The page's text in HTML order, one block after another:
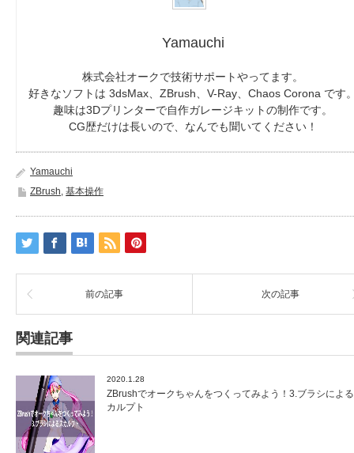
Yamauchi
株式会社オークで技術サポートやってます。
好きなソフトは 3dsMax、ZBrush、V-Ray、Chaos Corona です
趣味は3Dプリンターで自作ガレージキットの制作です。
CG歴だけは長いので、なんでも聞いてください！
Yamauchi
ZBrush, 基本操作
前の記事 次の記事
関連記事
2020.1.28
ZBrushでオークちゃんをつくってみよう！3.ブラシによ
カルプト